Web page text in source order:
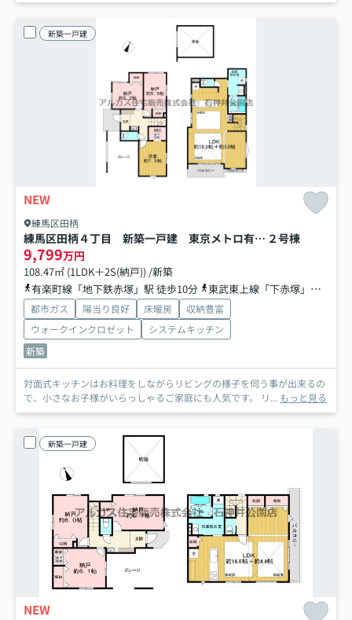
新築一戸建
NEW
練馬区田柄
練馬区田柄４丁目 新築一戸建 東京メトロ有楽町線・副都心線 地下鉄赤塚 ２号棟
9,799万円
108.47㎡ (1LDK＋2S(納戸)) /新築
有楽町線「地下鉄赤塚」駅 徒歩10分
東武東上線「下赤塚」駅 徒歩11分
都市ガス 陽当り良好 床暖房
収納豊富
ウォークインクロゼット
システムキッチン
新築
対面式キッチンはお料理をしながらリビングの様子を伺う事が出来るの
で、小さなお子様がいらっしゃるご家庭にも人気です。 リ... もっと見る
新築一戸建
NEW